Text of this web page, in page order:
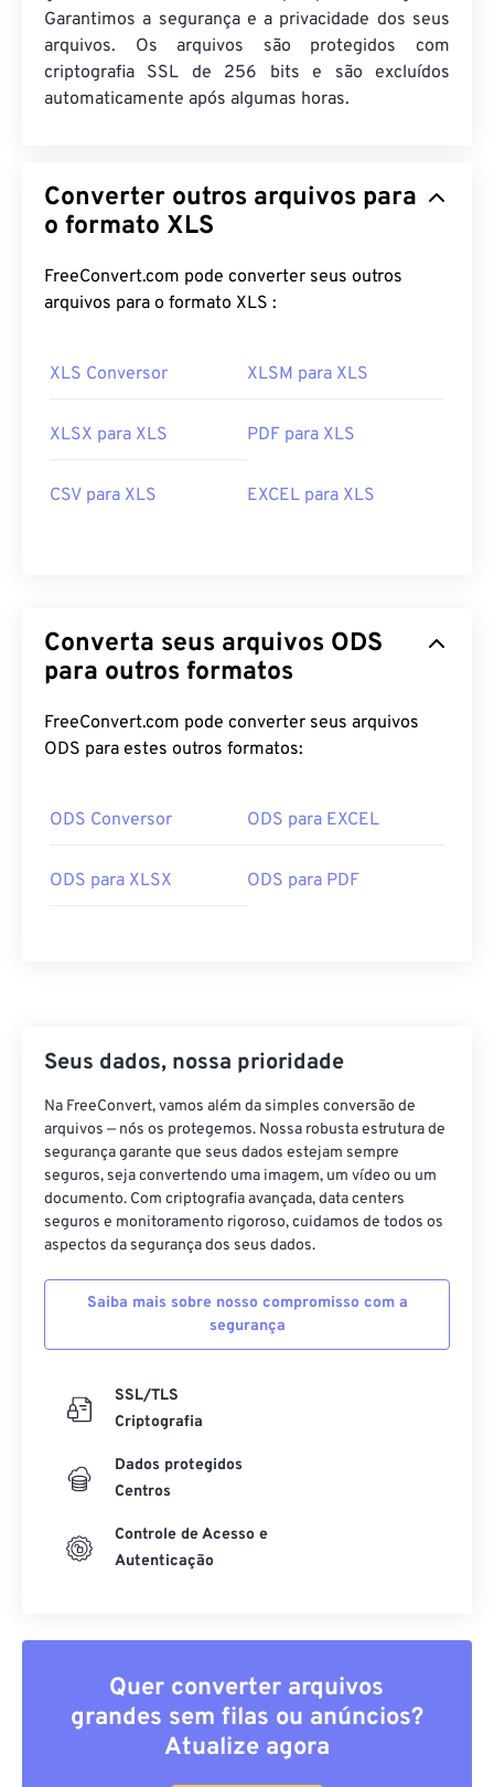
Garantimos a segurança e a privacidade dos seus
arquivos. Os arquivos são protegidos com
criptografia SSL de 256 bits e são excluídos
automaticamente após algumas horas.
Converter outros arquivos para
o formato XLS
FreeConvert.com pode converter seus outros
arquivos para o formato XLS :
XLS Conversor XLSM para XLS
XLSX para XLS PDF para XLS
CSV para XLS EXCEL para XLS
Converta seus arquivos ODS
para outros formatos
FreeConvert.com pode converter seus arquivos
ODS para estes outros formatos:
ODS Conversor ODS para EXCEL
ODS para XLSX ODS para PDF
Seus dados, nossa prioridade
Na FreeConvert, vamos além da simples conversão de
arquivos — nós os protegemos. Nossa robusta estrutura de
segurança garante que seus dados estejam sempre
seguros, seja convertendo uma imagem, um vídeo ou um
documento. Com criptografia avançada, data centers
seguros e monitoramento rigoroso, cuidamos de todos os
aspectos da segurança dos seus dados.
Saiba mais sobre nosso compromisso com a
segurança
SSL/TLS
Criptografia
Dados protegidos
Centros
Controle de Acesso e
Autenticação
Quer converter arquivos
grandes sem filas ou anúncios?
Atualize agora